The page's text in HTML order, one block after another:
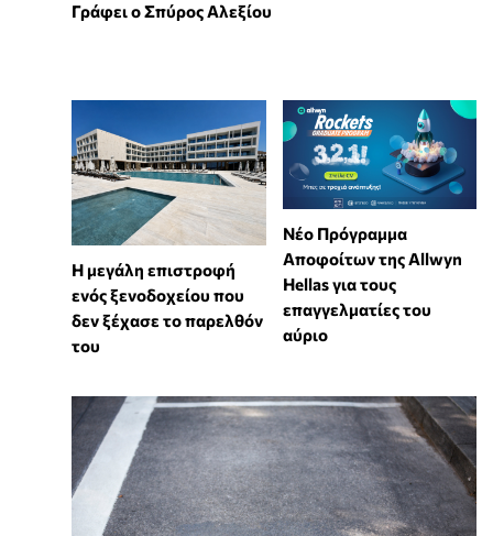
Γράφει ο Σπύρος Αλεξίου
Η μεγάλη επιστροφή
ενός ξενοδοχείου που
δεν ξέχασε το παρελθόν
του
Νέο Πρόγραμμα
Αποφοίτων της Allwyn
Hellas για τους
επαγγελματίες του
αύριο